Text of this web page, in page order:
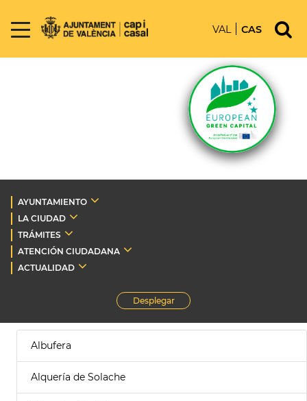
VAL CAS
AYUNTAMIENTO
LA CIUDAD
TRÁMITES
ATENCIÓN CIUDADANA
ACTUALIDAD
Desplegar
Albufera
Alquería de Solache